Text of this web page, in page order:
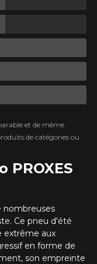
PROXES
Ce pneu d'été
extrême aux
en forme de
son empreinte
et de même
de catégories ou